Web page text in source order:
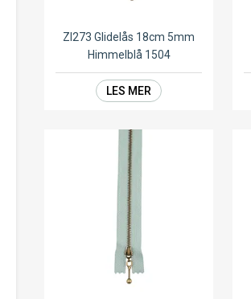
ZI273 Glidelås 18cm 5mm
Himmelblå 1504
LES MER